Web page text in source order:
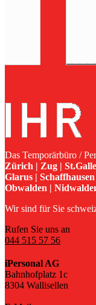
Das Temporärbüro /
Zürich | Zug |
Glarus |
Obwalden |
Wir sind für Sie
Rufen Sie uns an
044 515 57 56
iPersonal AG
Bahnhofplatz 1c
8304 Wallisellen